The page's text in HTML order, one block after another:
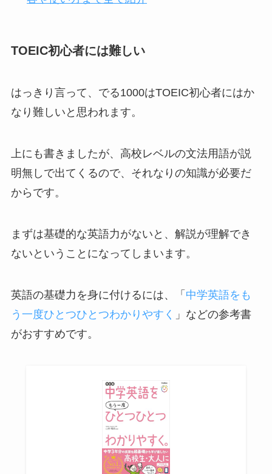
TOEIC初心者には難しい
はっきり言って、でる1000はTOEIC初心者にはか
なり難しいと思われます。
上にも書きましたが、高校レベルの文法用語が説
明無しで出てくるので、それなりの知識が必要だ
からです。
まずは基礎的な英語力がないと、解説が理解でき
ないということになってしまいます。
英語の基礎力を身に付けるには、「 中学英語をも
う一度ひとつひとつわかりやすく 」などの参考書
がおすすめです。